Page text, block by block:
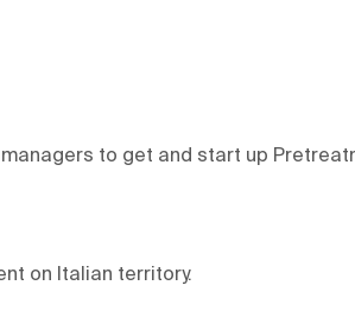
to get and start up
on Italian territory.